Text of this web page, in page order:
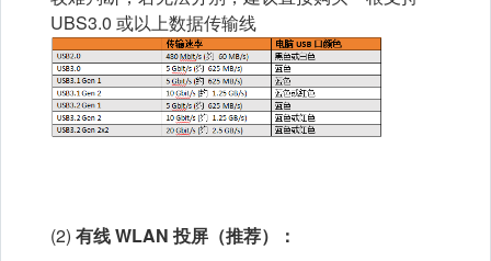
UBS3.0 或以上数据传输线
(2) 有线 WLAN 投屏（推荐）：